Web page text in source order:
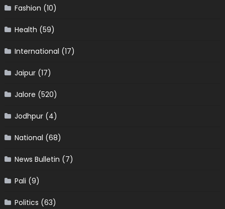
Fashion (10)
Health (59)
International (17)
Jaipur(17)
Jalore (520)
Jodhpur(4)
National (68)
News Bulletin (7)
Pali (9)
Politics (63)